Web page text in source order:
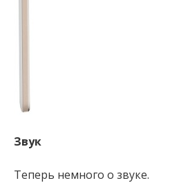
Звук
Теперь немного о звуке.